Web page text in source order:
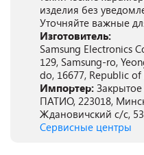
изделия без
Уточняйте важные
Изготовитель:
Samsung Electronics
129, Samsung-ro,
do, 16677, Republic of
Импортер:
ПАТИО, 223018,
Ждановичский с/с,
Сервисные центры